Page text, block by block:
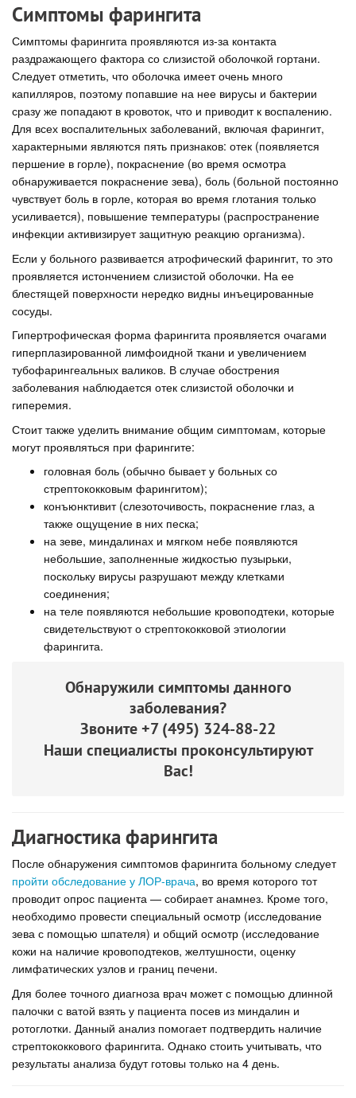
Симптомы фарингита
Симптомы фарингита проявляются из-за контакта
раздражающего фактора со слизистой оболочкой гортани.
Следует отметить, что оболочка имеет очень много
капилляров, поэтому попавшие на нее вирусы и бактерии
сразу же попадают в кровоток, что и приводит к воспалению.
Для всех воспалительных заболеваний, включая фарингит,
характерными являются пять признаков: отек (появляется
першение в горле), покраснение (во время осмотра
обнаруживается покраснение зева), боль (больной постоянно
чувствует боль в горле, которая во время глотания только
усиливается), повышение температуры (распространение
инфекции активизирует защитную реакцию организма).
Если у больного развивается атрофический фарингит, то это
проявляется истончением слизистой оболочки. На ее
блестящей поверхности нередко видны инъецированные
сосуды.
Гипертрофическая форма фарингита проявляется очагами
гиперплазированной лимфоидной ткани и увеличением
тубофарингеальных валиков. В случае обострения
заболевания наблюдается отек слизистой оболочки и
гиперемия.
Стоит также уделить внимание общим симптомам, которые
могут проявляться при фарингите:
головная боль (обычно бывает у больных со
стрептококковым фарингитом);
конъюнктивит (слезоточивость, покраснение глаз, а
также ощущение в них песка;
на зеве, миндалинах и мягком небе появляются
небольшие, заполненные жидкостью пузырьки,
поскольку вирусы разрушают между клетками
соединения;
на теле появляются небольшие кровоподтеки, которые
свидетельствуют о стрептококковой этиологии
фарингита.
Обнаружили симптомы данного
заболевания?
Звоните+7 (495) 324-88-22
Наши специалисты проконсультируют
Вас!
Диагностика фарингита
После обнаружения симптомов фарингита больному следует
пройти обследование у ЛОР-врача, во время которого тот
проводит опрос пациента — собирает анамнез. Кроме того,
необходимо провести специальный осмотр (исследование
зева с помощью шпателя) и общий осмотр (исследование
кожи на наличие кровоподтеков, желтушности, оценку
лимфатических узлов и границ печени.
Для более точного диагноза врач может с помощью длинной
палочки с ватой взять у пациента посев из миндалин и
ротоглотки. Данный анализ помогает подтвердить наличие
стрептококкового фарингита. Однако стоить учитывать, что
результаты анализа будут готовы только на 4 день.